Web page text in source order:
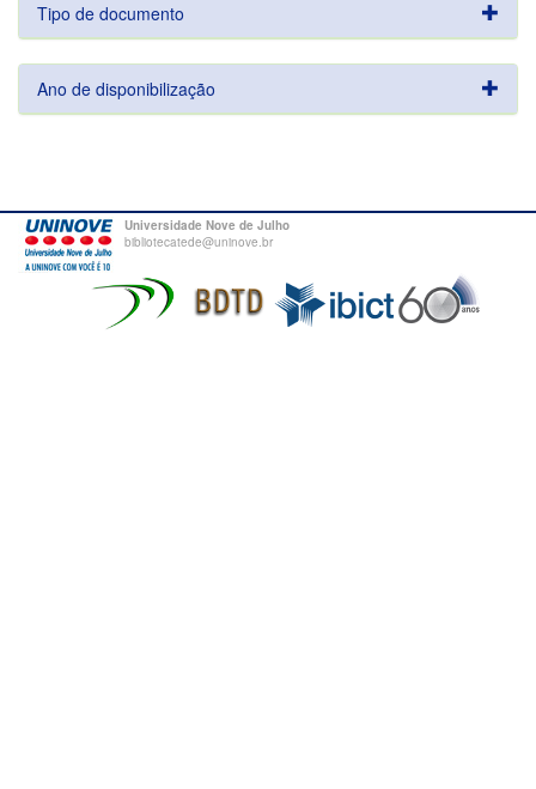
Tipo de documento
Ano de disponibilização
Universidade Nove de Julho
bibliotecatede@uninove.br